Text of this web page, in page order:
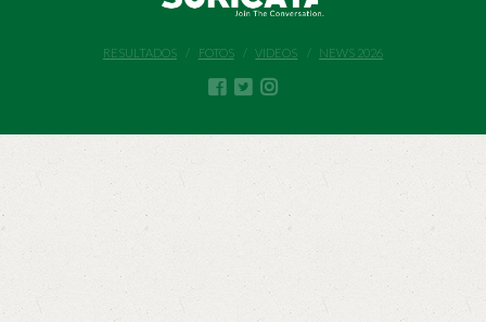
RESULTADOS FOTOS VIDEOS NEWS 2026